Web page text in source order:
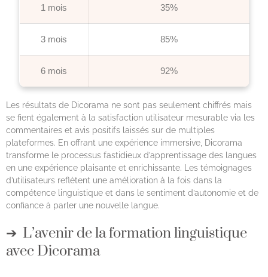
1 mois 35%
3 mois 85%
6 mois 92%
Les résultats de Dicorama ne sont pas seulement chiffrés mais
se fient également à la satisfaction utilisateur mesurable via les
commentaires et avis positifs laissés sur de multiples
plateformes. En offrant une expérience immersive, Dicorama
transforme le processus fastidieux d’apprentissage des langues
en une expérience plaisante et enrichissante. Les témoignages
d’utilisateurs reflètent une amélioration à la fois dans la
compétence linguistique et dans le sentiment d’autonomie et de
confiance à parler une nouvelle langue.
L’avenir de la formation linguistique
avec Dicorama